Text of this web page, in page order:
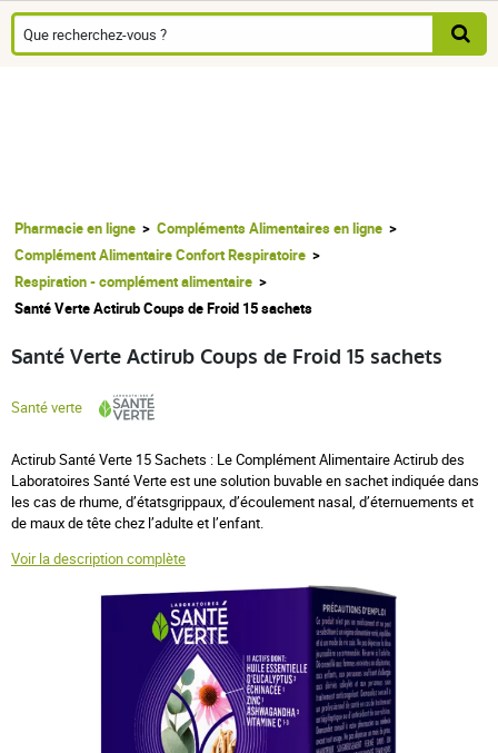
Pharmacie en ligne
Compléments Alimentaires en ligne
Complément Alimentaire Confort Respiratoire
Respiration - complément alimentaire
Santé Verte Actirub Coups de Froid 15 sachets
Santé Verte Actirub Coups de Froid 15 sachets
Santé verte
Actirub Santé Verte 15 Sachets : Le Complément Alimentaire Actirub des
Laboratoires Santé Verte est une solution buvable en sachet indiquée dans
les cas de rhume, d’étatsgrippaux, d’écoulement nasal, d’éternuements et
de maux de tête chez l’adulte et l’enfant.
Voir la description complète